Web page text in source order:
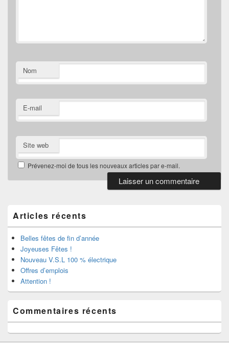
Nom
E-mail
Site web
Prévenez-moi de tous les nouveaux articles par e-mail.
widget
pour
la
barre
latérale
Articles récents
Belles fêtes de fin d’année
Joyeuses Fêtes !
Nouveau V.S.L 100 % électrique
Offres d’emplois
Attention !
Commentaires récents